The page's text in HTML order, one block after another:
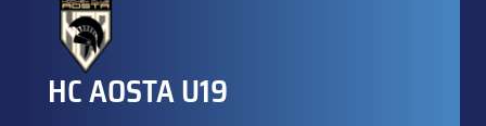
HC AOSTA U19